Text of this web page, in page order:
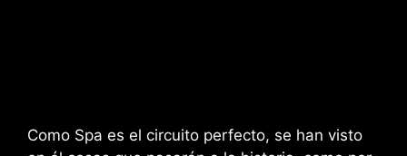
Como Spa es el circuito perfecto, se han visto